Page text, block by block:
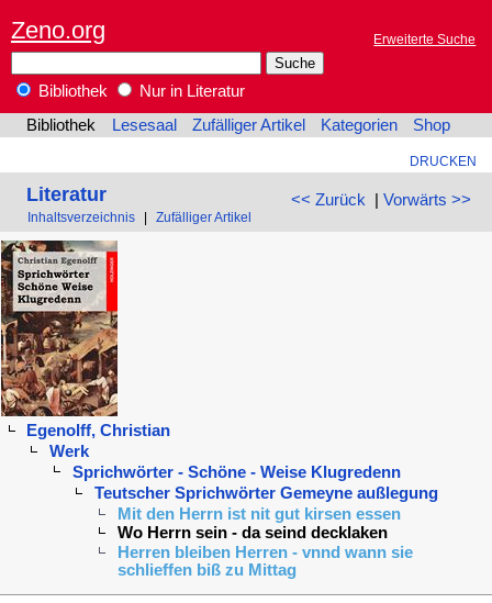
Zeno.org Erweiterte Suche
Bibliothek
Nur in Literatur
Bibliothek
Lesesaal Zufälliger Artikel Kategorien Shop
DRUCKEN
<< Zurück | Vorwärts >>
Literatur
Inhaltsverzeichnis Zufälliger Artikel
Egenolff, Christian
Werk
Sprichwörter - Schöne - Weise Klugredenn
Teutscher Sprichwörter Gemeyne außlegung
Mit den Herrn ist nit gut kirsen essen
Wo Herrn sein - da seind decklaken
Herren bleiben Herren - vnnd wann sie
schlieffen biß zu Mittag